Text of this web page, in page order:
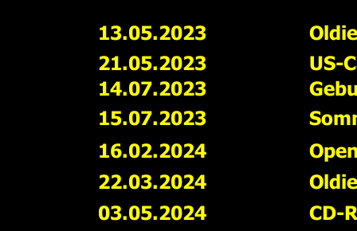
15.07.2023
14.07.2023
16.02.2024
22.03.2024
03.05.2024
CD-
13.05.2023
21.05.2023
US-